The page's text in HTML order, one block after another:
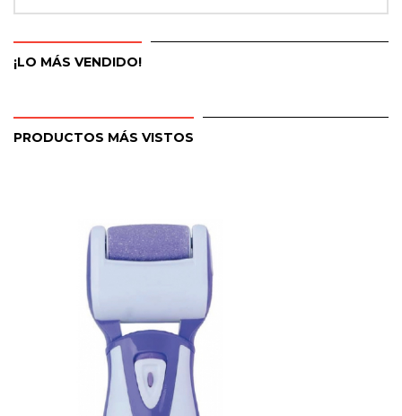
¡LO MÁS VENDIDO!
PRODUCTOS MÁS VISTOS